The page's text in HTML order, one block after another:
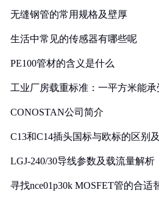
无缝钢管的常用规格及壁厚
生活中常见的传感器有哪些呢
PE100管材的含义是什么
工业厂房载重标准：一平方米能
CONOSTAN公司简介
C13和C14插头国标与欧标的区别
LGJ-240/30导线参数及载流量解析
寻找nce01p30k MOSFET管的合适